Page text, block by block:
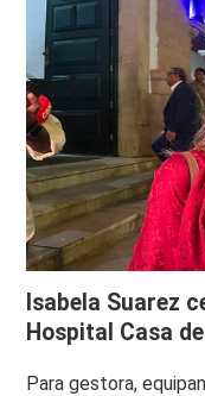
Isabela Suarez
Hospital Casa
Para gestora,